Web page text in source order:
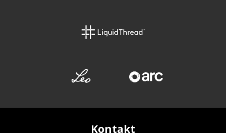
Kontakt